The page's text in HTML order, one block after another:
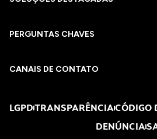
PERGUNTAS CHAVES​
CANAIS DE CONTATO
LGPDTRANSPARÊNCIACÓDIGO
DENÚNCIA